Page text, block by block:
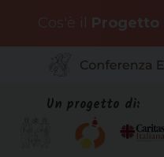
content
Cos'è il Progetto
Un progetto di: